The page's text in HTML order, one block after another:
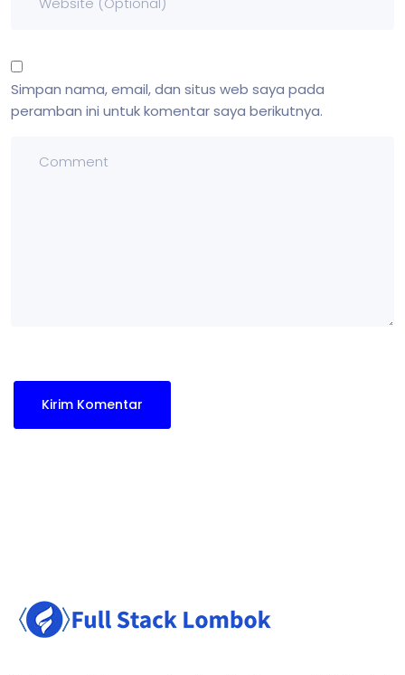
Simpan nama, email, dan situs web saya pada
peramban ini untuk komentar saya berikutnya.